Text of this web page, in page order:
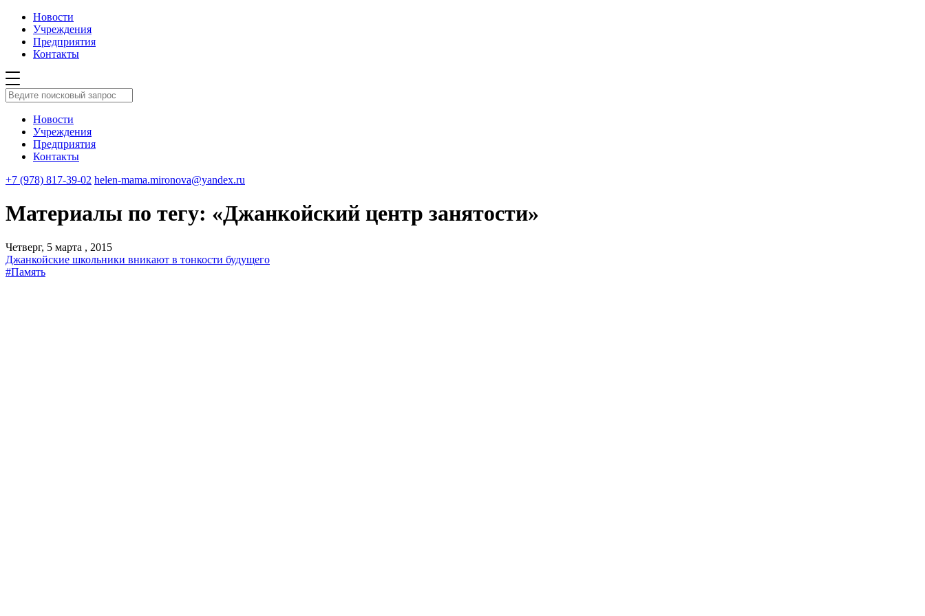
Новости
Учреждения
Предприятия
Контакты
Новости
Учреждения
Предприятия
Контакты
+7 (978) 817-39-02 helen-mama.mironova@yandex.ru
Материалы по тегу: «Джанкойский центр занятости»
Четверг, 5 марта , 2015
Джанкойские школьники вникают в тонкости будущего
#Память